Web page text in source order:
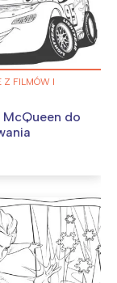
Z FILMÓW I
McQueen do